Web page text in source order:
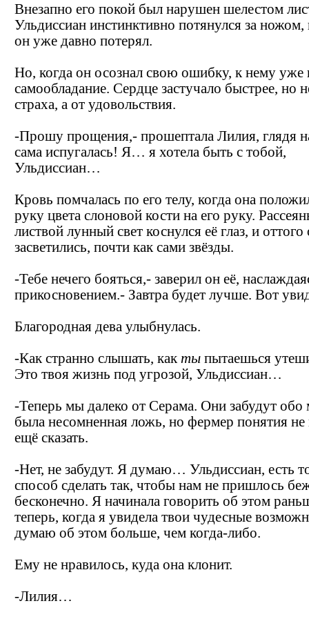
Внезапно его покой был нарушен шелестом
Ульдиссиан инстинктивно потянулся за
он уже давно потерял.
Но, когда он осознал свою ошибку, к нему уже
самообладание. Сердце застучало быстрее, но
страха, а от удовольствия.
-Прошу прощения,- прошептала Лилия, глядя
сама испугалась! Я… я хотела быть с тобой,
Ульдиссиан…
Кровь помчалась по его телу, когда она
руку цвета слоновой кости на его руку.
листвой лунный свет коснулся её глаз, и оттого
засветились, почти как сами звёзды.
-Тебе нечего бояться,- заверил он её,
прикосновением.- Завтра будет лучше. Вот
Благородная дева улыбнулась.
-Как странно слышать, как ты пытаешься
Это твоя жизнь под угрозой, Ульдиссиан…
-Теперь мы далеко от Серама. Они забудут обо
была несомненная ложь, но фермер понятия не
ещё сказать.
-Нет, не забудут. Я думаю… Ульдиссиан, есть
способ сделать так, чтобы нам не пришлось
бесконечно. Я начинала говорить об этом
теперь, когда я увидела твои чудесные
думаю об этом больше, чем когда-либо.
Ему не нравилось, куда она клонит.
-Лилия…